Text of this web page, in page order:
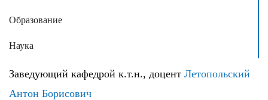
Образование
Наука
Заведующий кафедрой к.т.н., доцент Летопольский
Антон Борисович